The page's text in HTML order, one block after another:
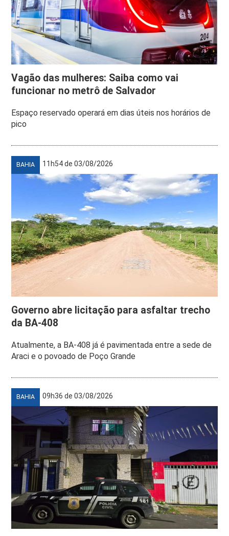
Vagão das mulheres: Saiba como vai
funcionar no metrô de Salvador
Espaço reservado operará em dias úteis nos horários de
pico
BAHIA 11h54 de 03/08/2026
Governo abre licitação para asfaltar trecho
da BA-408
Atualmente, a BA-408 já é pavimentada entre a sede de
Araci e o povoado de Poço Grande
BAHIA 09h36 de 03/08/2026